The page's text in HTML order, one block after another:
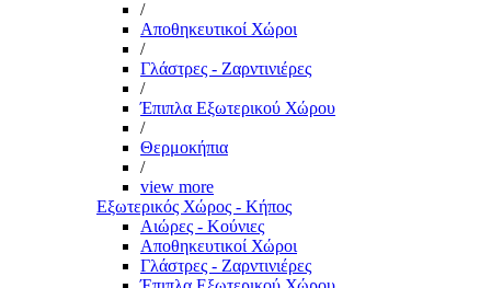
/
Αποθηκευτικοί Χώροι
/
Γλάστρες - Ζαρντινιέρες
/
Έπιπλα Εξωτερικού Χώρου
/
Θερμοκήπια
/
view more
Εξωτερικός Χώρος - Κήπος
Αιώρες - Κούνιες
Αποθηκευτικοί Χώροι
Γλάστρες - Ζαρντινιέρες